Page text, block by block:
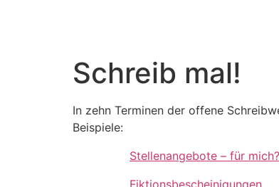
Schreib mal!
In zehn Terminen der offene
Beispiele:
Stellenangebote – für
Fiktionsbescheinigungen